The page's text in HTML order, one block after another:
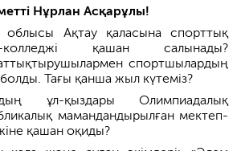
Нұрлан Асқарұлы!
облысы Ақтау қаласына спорттық
колледжі қашан салынады?
спортшылардың
Тағы қанша жыл күтеміз?
ұл-қыздары Олимпиадалық
мамандандырылған мектеп-
қашан оқиды?